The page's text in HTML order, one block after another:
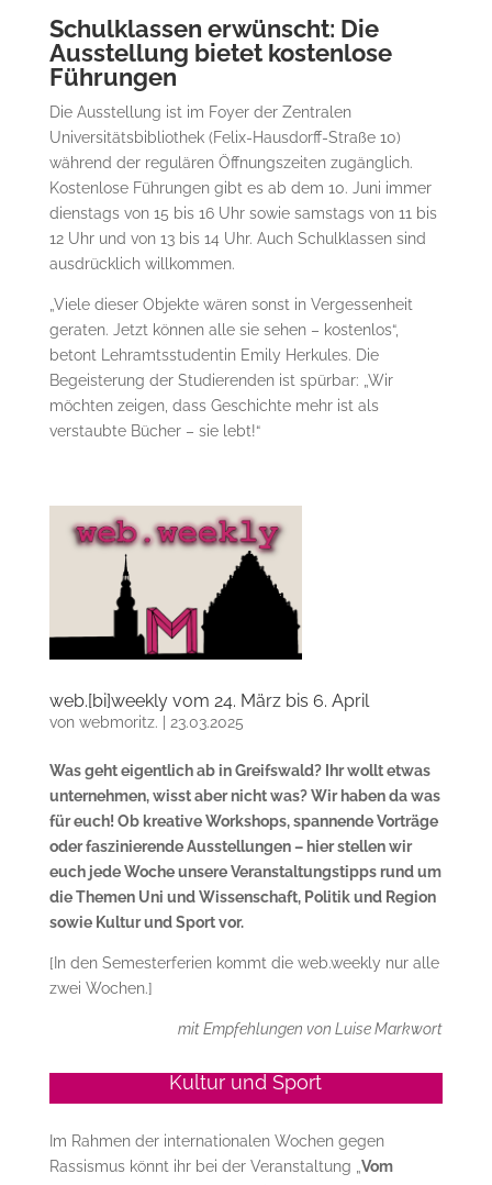
Schulklassen erwünscht: Die
Ausstellung bietet kostenlose
Führungen
Die Ausstellung ist im Foyer der Zentralen
Universitätsbibliothek (Felix-Hausdorff-Straße 10)
während der regulären Öffnungszeiten zugänglich.
Kostenlose Führungen gibt es ab dem 10. Juni immer
dienstags von 15 bis 16 Uhr sowie samstags von 11 bis
12 Uhr und von 13 bis 14 Uhr. Auch Schulklassen sind
ausdrücklich willkommen.
„Viele dieser Objekte wären sonst in Vergessenheit
geraten. Jetzt können alle sie sehen – kostenlos“,
betont Lehramtsstudentin Emily Herkules. Die
Begeisterung der Studierenden ist spürbar: „Wir
möchten zeigen, dass Geschichte mehr ist als
verstaubte Bücher – sie lebt!“
web.[bi]weekly vom 24. März bis 6. April
von webmoritz. 23.03.2025
Was geht eigentlich ab in Greifswald? Ihr wollt etwas
unternehmen, wisst aber nicht was? Wir haben da was
für euch! Ob kreative Workshops, spannende Vorträge
oder faszinierende Ausstellungen – hier stellen wir
euch jede Woche unsere Veranstaltungstipps rund um
die Themen Uni und Wissenschaft, Politik und Region
sowie Kultur und Sport vor.
[In den Semesterferien kommt die web.weekly nur alle
zwei Wochen.]
mit Empfehlungen von Luise Markwort
Kultur und Sport
Im Rahmen der internationalen Wochen gegen
Rassismus könnt ihr bei der Veranstaltung „ Vom